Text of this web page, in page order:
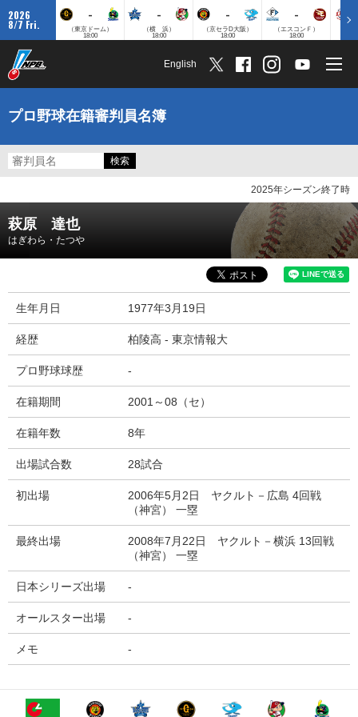
2026
8/7 Fri.
-
（東京ドーム）
18:00
-
（横 浜）
18:00
-
（京セラD大阪）
18:00
-
（エスコンＦ）
18:00
English
プロ野球在籍審判員名簿
2025年シーズン終了時
萩原 達也
はぎわら・たつや
生年月日 1977年3月19日
経歴 柏陵高 - 東京情報大
プロ野球球歴 -
在籍期間 2001～08（セ）
在籍年数 8年
出場試合数 28試合
初出場
2006年5月2日 ヤクルト－広島 4回戦
（神宮） 一塁
最終出場
2008年7月22日 ヤクルト－横浜 13回戦
（神宮） 一塁
日本シリーズ出場 -
オールスター出場 -
メモ -